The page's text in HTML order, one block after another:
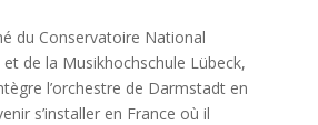
du Conservatoire National
et de la Musikhochschule Lübeck,
l’orchestre de Darmstadt en
s’installer en France où il